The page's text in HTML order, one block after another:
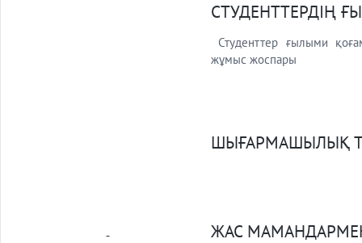
СТУДЕНТТЕРДІҢ
Студенттер ғылыми
жұмыс жоспары
ШЫҒАРМАШЫЛЫҚ
ЖАС